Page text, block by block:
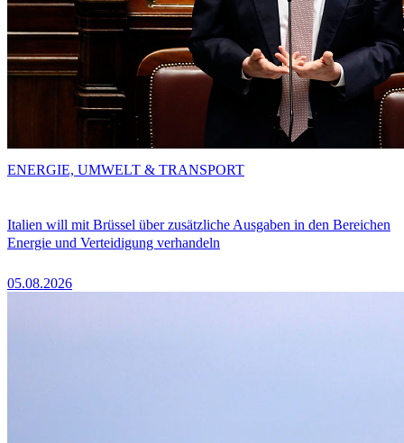
Italien will mit Brüssel über zusätzliche Ausgaben in den Bereichen
Energie und Verteidigung verhandeln
05.08.2026
ENERGIE, UMWELT & TRANSPORT